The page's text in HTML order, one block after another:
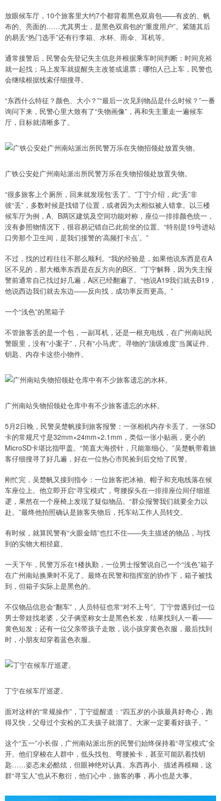
放眼候车厅，10个旅客里大约7个都背着黑色双肩包——有皮的、帆
布的、亮面的……尤其男士，是黑色双肩包的“重度用户”。紧随其后
的易丢“热门选手”还有行李箱、水杯、雨伞、耳机等。
通常接警后，民警会先登记失主信息并根据乘车时间判断：时间充裕
就一起找；马上发车就提醒失主改签或退票；哪怕人已上车，民警也
会继续根据线索仔细搜寻。
“东西什么特征？颜色、大小？”“最后一次见到物品是什么时候？”一番
询问下来，民警心里大致有了“失物画像”，再和失主重走一遍候车
厅，目标就清晰多了。
广铁公安处广州南站派出所民警万乐在失物招领处放置失物。
“很多旅客上个厕所，回来就发现包‘丢了’。”丁宁介绍，此“丢”非
彼“丢”，多数时候是找错了位置，或者因为太相似被人错拿。以三楼
候车厅为例，A、B两区建筑及空间功能对称，座位一排排颜色统一，
没有参照物情况下，很容易记错自己此前坐的位置。“特别是19号进站
口旁那个卫生间，是我们接警的‘高频打卡点’。”
不过，找的过程往往不那么顺利。“我的经验是，如果他说东西是在A
区不见的，那大概率东西是在反方向的B区。”丁宁解释，因为失主报
警前通常自己找过好几遍，A区已经翻遍了。“他说A19我们就去B19，
他说西边我们就去东边——反向找，成功率反而更高。”
一个“浅色”的黑箱子
不管旅客丢的是一个包，一副耳机，还是一根充电线，在广州南站民
警眼里，没有“小案子”，只有“小马虎”。寻物的“顶级难度”当属证件、
钥匙、内存卡这些小物件。
广州南站失物招领处仓库中有不少旅客遗忘的水杯。
5月2日晚，民警吴楚帆接到旅客报警：一张相机内存卡丢了。一张SD
卡的常规尺寸是32mm×24mm×2.1mm，类似一张小贴画，更小的
MicroSD卡堪比指甲盖。“简直大海捞针，只能靠细心。”吴楚帆带着旅
客仔细搜寻了好几遍，好在一位热心市民捡到后交给了民警。
刚忙完，吴楚帆又接到指令：一位旅客把冰袖、帽子和充电线落在候
车座位上。他立即开启“寻宝模式”，弯腰探头在一排排座位间仔细巡
逻，果然在一个座椅上发现了疑似物品。“群众报警我们就要全力以
赴。”最终他拍照确认是旅客失物后，托车站工作人员转交。
有时候，就算民警有“火眼金睛”也扛不住——失主描述的物品，与找
到的实物大相径庭。
一天下午，民警万乐在1楼执勤，一位男士报警说自己一个“浅色”箱子
在广州南站换乘时不见了。最终在民警和指挥室的协作下，箱子被找
到，但箱子实际上是黑色的。
不仅物品信息会“翻车”，人员特征也常“对不上号”。丁宁曾遇到过一位
男士带娃找老婆，父子俩坚称女士是黑色长发，结果找到人一看——
黄色短发；还有一位父亲带孩子走散，说小孩穿黄色衣服，最后找到
时，小朋友却穿着蓝色衣服。
丁宁在候车厅巡逻。
面对这样的“常规操作”，丁宁提醒道：“四五岁的小孩最具好奇心，跑
得又快，父母过个安检的工夫孩子就溜了。大家一定要看好孩子。”
这个“五一”小长假，广州南站派出所的民警们始终保持着“寻宝模式”全
开。他们穿梭在人群中，低头找包、弯腰捡卡，甚至可能趴着找钥
匙……姿态未必酷炫，但眼神绝对认真。东西再小、描述再模糊，这
群“寻宝人”也从不敷衍，他们心中，旅客的事，再小也是大事。